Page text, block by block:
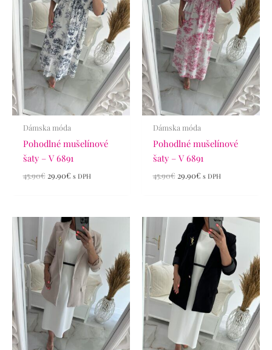
Dámska móda
Pohodlné mušelínové
šaty – V 6891
45.90€ 29.90€ s DPH
Dámska móda
Pohodlné mušelínové
šaty – V 6891
45.90€ 29.90€ s DPH